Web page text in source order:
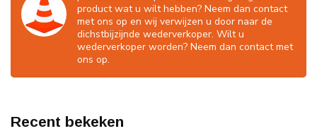
product wat u wilt hebben? Neem dan contact
met ons op en wij verwijzen u door naar de
dichstbijzijnde wederverkoper. Wilt u
wederverkoper worden? Neem dan contact met
ons op.
Recent bekeken